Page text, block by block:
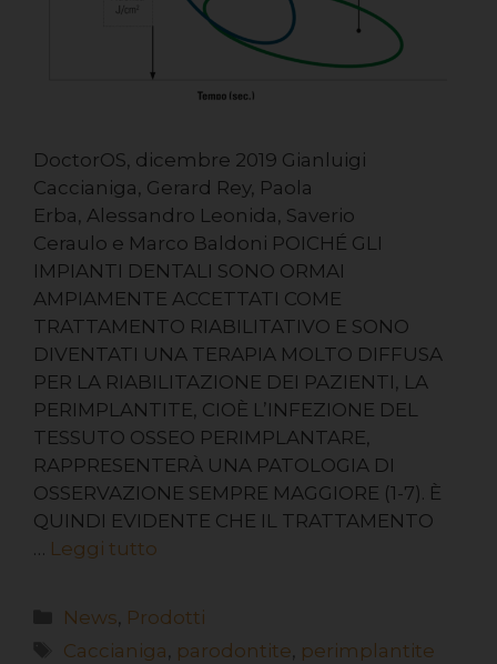
DoctorOS, dicembre 2019 Gianluigi
Caccianiga, Gerard Rey, Paola
Erba, Alessandro Leonida, Saverio
Ceraulo e Marco Baldoni POICHÉ GLI
IMPIANTI DENTALI SONO ORMAI
AMPIAMENTE ACCETTATI COME
TRATTAMENTO RIABILITATIVO E SONO
DIVENTATI UNA TERAPIA MOLTO DIFFUSA
PER LA RIABILITAZIONE DEI PAZIENTI, LA
PERIMPLANTITE, CIOÈ L’INFEZIONE DEL
TESSUTO OSSEO PERIMPLANTARE,
RAPPRESENTERÀ UNA PATOLOGIA DI
OSSERVAZIONE SEMPRE MAGGIORE (1-7). È
QUINDI EVIDENTE CHE IL TRATTAMENTO
… Leggi tutto
News, Prodotti
Caccianiga, parodontite, perimplantite